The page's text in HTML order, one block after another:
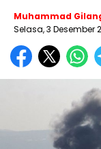
Muhammad
Selasa, 3 Desember